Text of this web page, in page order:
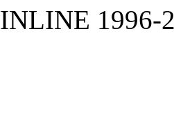
INLINE 1996-